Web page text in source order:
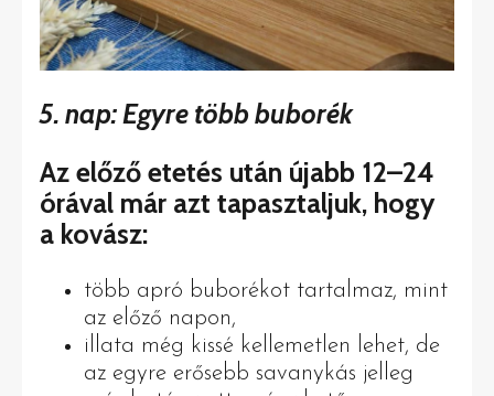
5. nap: Egyre több buborék
Az előző etetés után újabb 12–24
órával már azt tapasztaljuk, hogy
a kovász:
több apró buborékot tartalmaz, mint
az előző napon,
illata még kissé kellemetlen lehet, de
az egyre erősebb savanykás jelleg